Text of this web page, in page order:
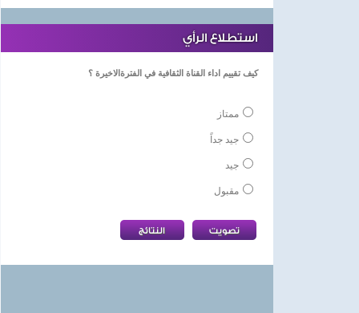
استطلاع الرأي
كيف تقييم اداء القناة الثقافية في الفترةالاخيرة ؟
ممتاز
جيد جداً
جيد
مقبول